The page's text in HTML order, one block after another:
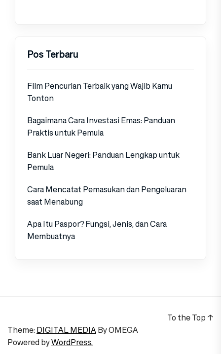
Pos Terbaru
Film Pencurian Terbaik yang Wajib Kamu
Tonton
Bagaimana Cara Investasi Emas: Panduan
Praktis untuk Pemula
Bank Luar Negeri: Panduan Lengkap untuk
Pemula
Cara Mencatat Pemasukan dan Pengeluaran
saat Menabung
Apa Itu Paspor? Fungsi, Jenis, dan Cara
Membuatnya
Theme: DIGITAL MEDIAByOMEGA
Powered byWordPress.
To the Top ↑